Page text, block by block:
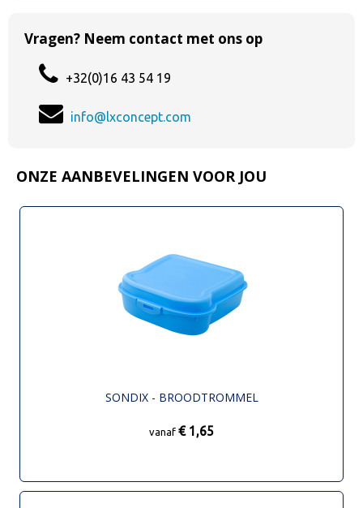
Vragen? Neem contact met ons op
+32(0)16 43 54 19
info@lxconcept.com
ONZE AANBEVELINGEN VOOR JOU
SONDIX - BROODTROMMEL
vanaf € 1,65